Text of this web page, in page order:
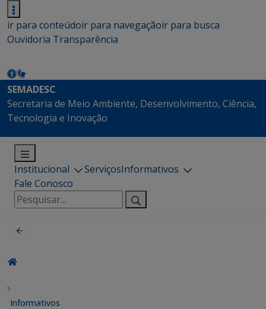
ir para conteúdoir para navegaçãoir para busca
Ouvidoria Transparência
SEMADESC
Secretaria de Meio Ambiente, Desenvolvimento, Ciência,
Tecnologia e Inovação
Institucional ServiçosInformativos
Fale Conosco
Pesquisar
por:
Informativos